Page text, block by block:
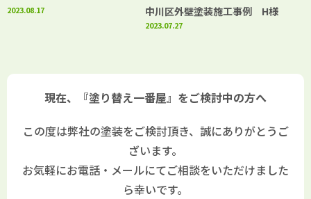
外壁塗装
2023.08.17 中川区外壁塗装施工事例 H様
2023.07.27
現在、『塗り替え一番屋』をご検討中の方へ
この度は弊社の塗装をご検討頂き、誠にありがとうご
ざいます。
お気軽にお電話・メールにてご相談をいただけました
ら幸いです。